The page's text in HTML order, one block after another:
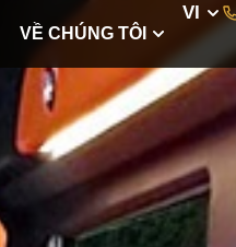
VỀ CHÚNG TÔI
VI